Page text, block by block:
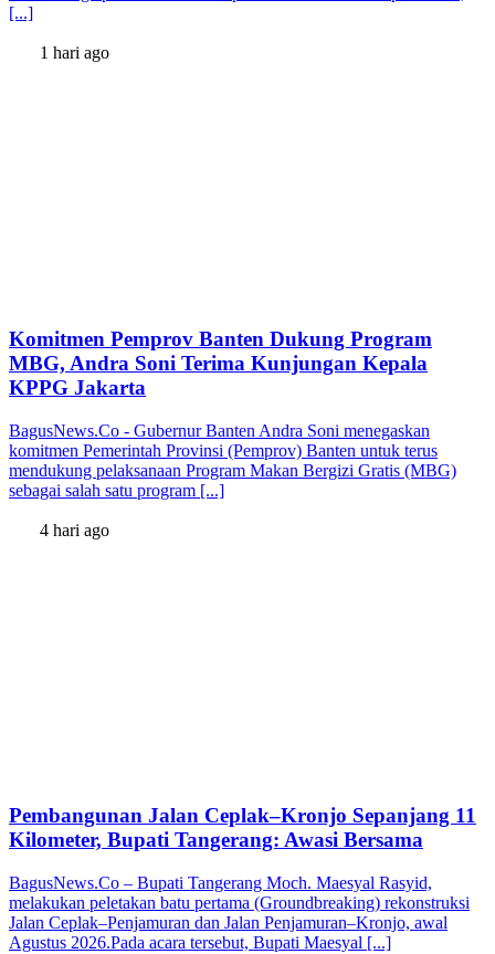
[...]
1 hari ago
Komitmen Pemprov Banten Dukung Program
MBG, Andra Soni Terima Kunjungan Kepala
KPPG Jakarta
BagusNews.Co - Gubernur Banten Andra Soni menegaskan
komitmen Pemerintah Provinsi (Pemprov) Banten untuk terus
mendukung pelaksanaan Program Makan Bergizi Gratis (MBG)
sebagai salah satu program [...]
4 hari ago
Pembangunan Jalan Ceplak–Kronjo Sepanjang 11
Kilometer, Bupati Tangerang: Awasi Bersama
BagusNews.Co – Bupati Tangerang Moch. Maesyal Rasyid,
melakukan peletakan batu pertama (Groundbreaking) rekonstruksi
Jalan Ceplak–Penjamuran dan Jalan Penjamuran–Kronjo, awal
Agustus 2026.Pada acara tersebut, Bupati Maesyal [...]